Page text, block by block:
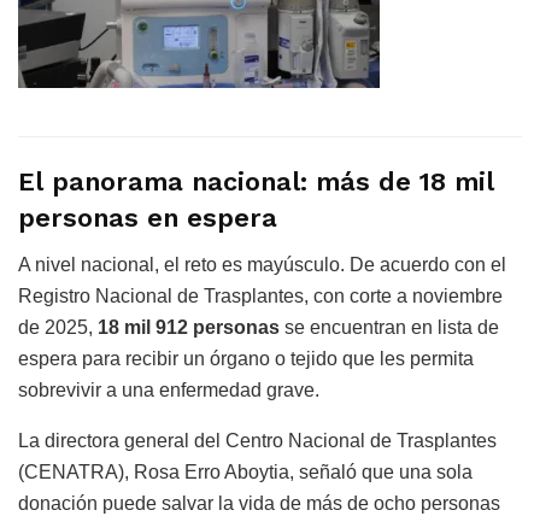
El panorama nacional: más de 18 mil
personas en espera
A nivel nacional, el reto es mayúsculo. De acuerdo con el
Registro Nacional de Trasplantes, con corte a noviembre
de 2025, 18 mil 912 personas se encuentran en lista de
espera para recibir un órgano o tejido que les permita
sobrevivir a una enfermedad grave.
La directora general del Centro Nacional de Trasplantes
(CENATRA), Rosa Erro Aboytia, señaló que una sola
donación puede salvar la vida de más de ocho personas